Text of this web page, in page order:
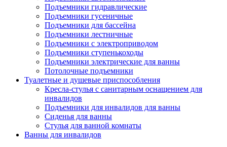
Подъемники гидравлические
Подъемники гусеничные
Подъемники для бассейна
Подъемники лестничные
Подъемники с электроприводом
Подъемники ступенькоходы
Подъемники электрические для ванны
Потолочные подъемники
Туалетные и душевые приспособления
Кресла-стулья с санитарным оснащением для
инвалидов
Подъемники для инвалидов для ванны
Сиденья для ванны
Стулья для ванной комнаты
Ванны для инвалидов